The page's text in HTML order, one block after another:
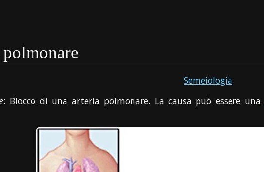
Semeiologia
: Blocco di una arteria polmonare. La causa può essere una